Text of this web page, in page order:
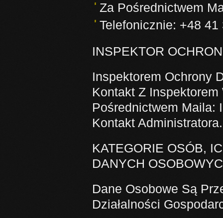
Za Pośrednictwem
Telefonicznie: +48 41
INSPEKTOR
Inspektorem Ochrony
Kontakt Z
Pośrednictwem Maila:
Kontakt Administratora.
KATEGORIE OSÓB,
DANYCH
Dane Osobowe Są
Działalności